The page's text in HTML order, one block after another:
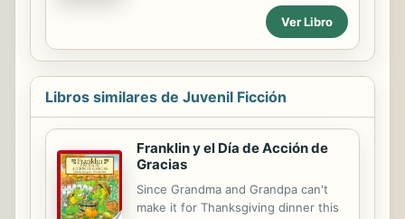
involucradas las diversas tribus del
mundo conocido y la evolución de
los acontecimientos tejerá extrañas
alianzas. Nuestros amigos ya no son
inexpertos, han demostrado su
valentía y, sobre todo, la capacidad
bondades del mundo en que
nacieron; esto, precisamente, ha
hecho que sean considerados
traidores por los suyos y
Ver Libro
Libros similares de Juvenil Ficción
Franklin y el Día de Acción de
Gracias
Since Grandma and Grandpa can't
make it for Thanksgiving dinner this